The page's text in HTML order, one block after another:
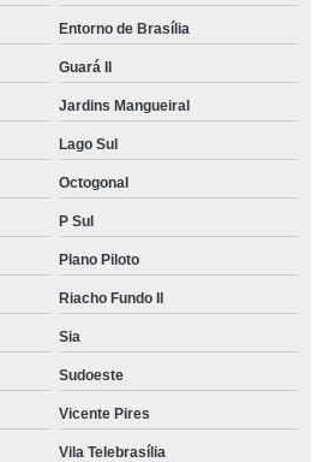
Entorno de Brasília
Guará II
Jardins Mangueiral
Lago Sul
Octogonal
P Sul
Plano Piloto
Riacho Fundo II
Sia
Sudoeste
Vicente Pires
Vila Telebrasília